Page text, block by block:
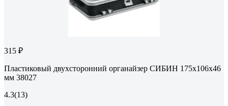
315 ₽
Пластиковый двухсторонний органайзер СИБИН 175x106x46
мм 38027
4.3(13)